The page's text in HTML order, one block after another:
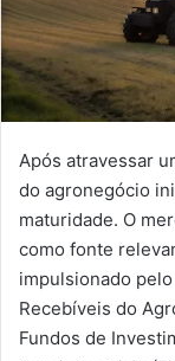
Após atravessar
do agronegócio
maturidade. O
como fonte
impulsionado
Recebíveis do
Fundos de